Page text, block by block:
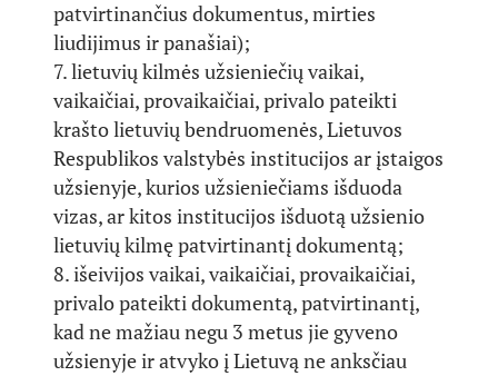
patvirtinančius dokumentus, mirties
liudijimus ir panašiai);
7. lietuvių kilmės užsieniečių vaikai,
vaikaičiai, provaikaičiai, privalo pateikti
krašto lietuvių bendruomenės, Lietuvos
Respublikos valstybės institucijos ar įstaigos
užsienyje, kurios užsieniečiams išduoda
vizas, ar kitos institucijos išduotą užsienio
lietuvių kilmę patvirtinantį dokumentą;
8. išeivijos vaikai, vaikaičiai, provaikaičiai,
privalo pateikti dokumentą, patvirtinantį,
kad ne mažiau negu 3 metus jie gyveno
užsienyje ir atvyko į Lietuvą ne anksčiau